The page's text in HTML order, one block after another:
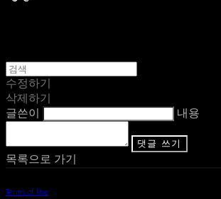
수정하기
삭제하기
글쓴이
내용
댓글 쓰기
목록으로 가기
Terms of Use